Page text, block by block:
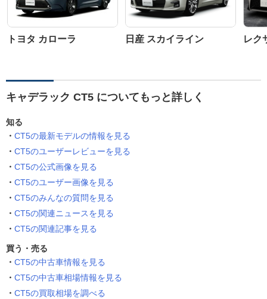
トヨタ カローラ 日産 スカイライン レク
キャデラック CT5 についてもっと詳しく
知る
CT5の最新モデルの情報を見る
CT5のユーザーレビューを見る
CT5の公式画像を見る
CT5のユーザー画像を見る
CT5のみんなの質問を見る
CT5の関連ニュースを見る
CT5の関連記事を見る
買う・売る
CT5の中古車情報を見る
CT5の中古車相場情報を見る
CT5の買取相場を調べる